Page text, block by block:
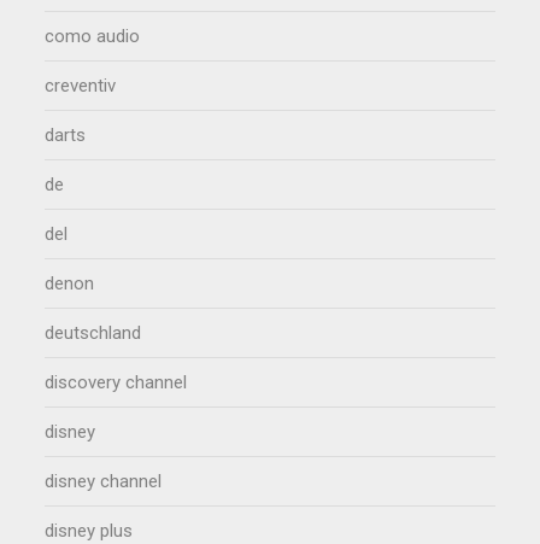
como audio
creventiv
darts
de
del
denon
deutschland
discovery channel
disney
disney channel
disney plus